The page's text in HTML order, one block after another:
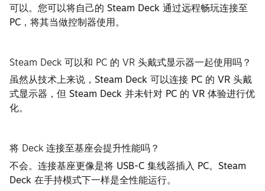
可以。您可以将自己的 Steam Deck 通过远程畅玩连接至
PC，将其当做控制器使用。
Steam Deck 可以和 PC 的 VR 头戴式显示器一起使用吗？
虽然从技术上来说，Steam Deck 可以连接 PC 的 VR 头戴
式显示器，但 Steam Deck 并未针对 PC 的 VR 体验进行优
化。
将 Deck 连接至基座会提升性能吗？
不会。连接基座更像是将 USB-C 集线器插入 PC。Steam
Deck 在手持模式下一样是全性能运行。